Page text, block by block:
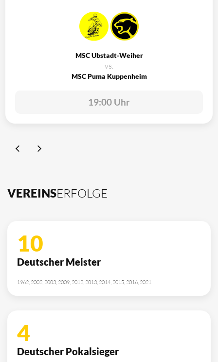
MSC Ubstadt-Weiher
vs.
MSC Puma Kuppenheim
19:00 Uhr
VEREINSERFOLGE
10
Deutscher Meister
1962, 2002, 2003, 2009, 2012, 2013, 2014, 2015, 2016, 2021
4
Deutscher Pokalsieger